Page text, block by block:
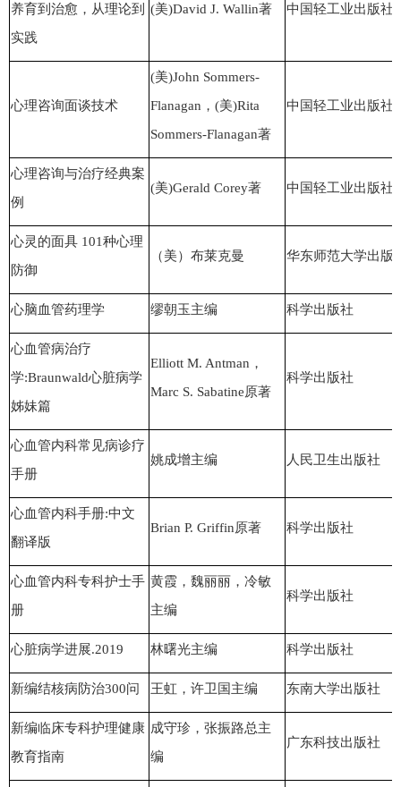
养育到治愈，从理论到
实践
(美)David J. Wallin著 中国轻工业出版社
心理咨询面谈技术
(美)John Sommers-
Flanagan，(美)Rita
Sommers-Flanagan著
中国轻工业出版社
心理咨询与治疗经典案
例
(美)Gerald Corey著 中国轻工业出版社
心灵的面具 101种心理
防御
（美）布莱克曼 华东师范大学出版
心脑血管药理学 缪朝玉主编 科学出版社
心血管病治疗
学:Braunwald心脏病学
姊妹篇
Elliott M. Antman，
Marc S. Sabatine原著
科学出版社
心血管内科常见病诊疗
手册
姚成增主编 人民卫生出版社
心血管内科手册:中文
翻译版
Brian P. Griffin原著 科学出版社
心血管内科专科护士手
册
黄霞，魏丽丽，冷敏
主编
科学出版社
心脏病学进展.2019 林曙光主编 科学出版社
新编结核病防治300问 王虹，许卫国主编 东南大学出版社
新编临床专科护理健康
教育指南
成守珍，张振路总主
编
广东科技出版社